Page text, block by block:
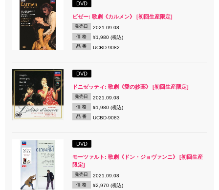
DVD
ビゼー: 歌劇《カルメン》 [初回生産限定]
発売日 2021.09.08
価 格 ¥1,980 (税込)
品 番 UCBD-9082
DVD
ドニゼッティ: 歌劇《愛の妙薬》 [初回生産限定]
発売日 2021.09.08
価 格 ¥1,980 (税込)
品 番 UCBD-9083
DVD
モーツァルト: 歌劇《ドン・ジョヴァンニ》 [初回生産
限定]
発売日 2021.09.08
価 格 ¥2,970 (税込)